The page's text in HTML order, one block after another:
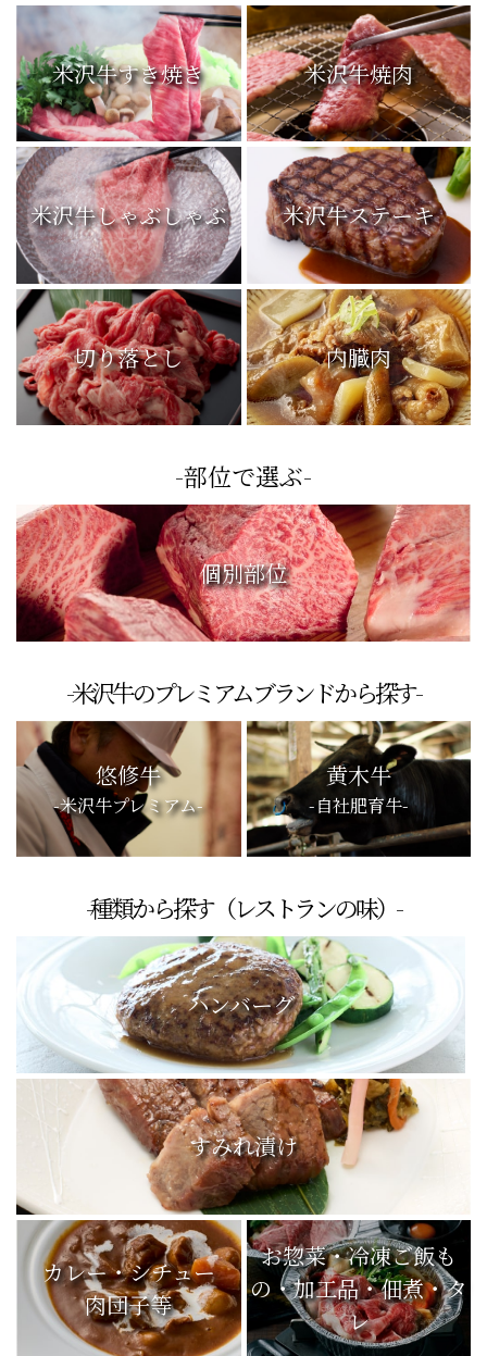
米沢牛すき焼き 米沢牛焼肉
米沢牛しゃぶしゃぶ 米沢牛ステーキ
切り落とし 内臓肉
-部位で選ぶ-
個別部位
-米沢牛のプレミアムブランドから探す-
悠修牛
-米沢牛プレミアム-
黄木牛
-自社肥育牛-
-種類から探す（レストランの味）-
ハンバーグ
すみれ漬け
カレー・シチュー
肉団子等
お惣菜・冷凍ご飯も
の・加工品・佃煮・タ
レ